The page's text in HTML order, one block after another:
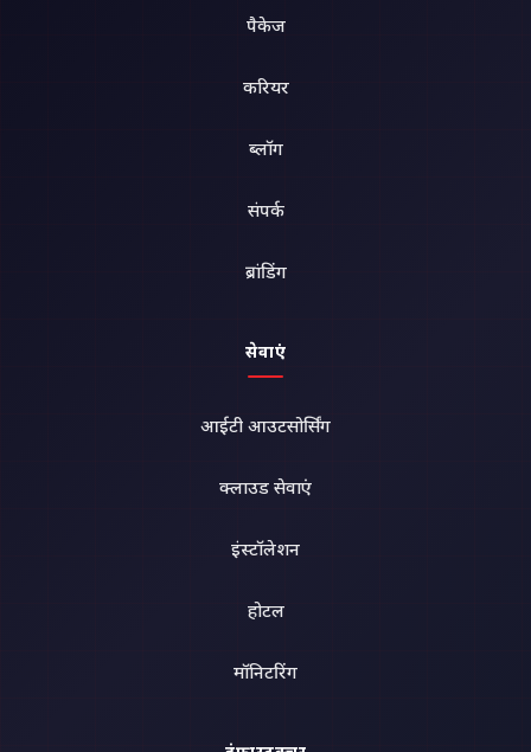
पैकेज
करियर
ब्लॉग
संपर्क
ब्रांडिंग
सेवाएं
आईटी आउटसोर्सिंग
क्लाउड सेवाएं
इंस्टॉलेशन
होटल
मॉनिटरिंग